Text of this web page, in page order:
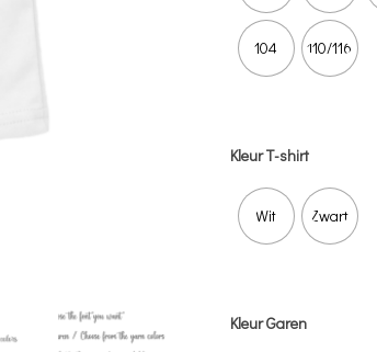
104 110/116
Kleur T-shirt
Wit Zwart
Kleur Garen